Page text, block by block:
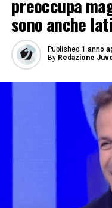
preoccupa
sono anche
Published 1 anno
By Redazione